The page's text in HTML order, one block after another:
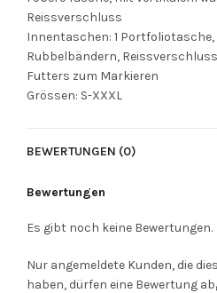
Reissverschluss
Innentaschen: 1
Rubbelbändern,
Futters zum Markieren
Grössen: S-XXXL
BEWERTUNGEN (0)
Bewertungen
Es gibt noch keine Bewertungen.
Nur angemeldete Kunden, die
haben, dürfen eine Bewertung